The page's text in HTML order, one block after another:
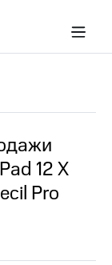
12 X
Pro